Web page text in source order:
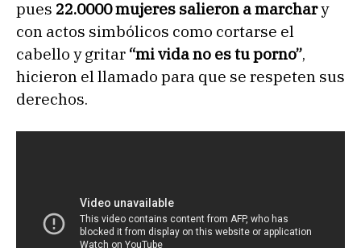
pues 22.0000 mujeres salieron a marchary
con actos simbólicos como cortarse el
cabello y gritar “mi vida no es tu porno”,
hicieron el llamado para que se respeten sus
derechos.